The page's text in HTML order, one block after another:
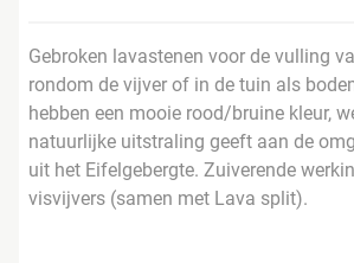
Gebroken lavastenen voor de vulling
rondom de vijver of in de tuin als
hebben een mooie rood/bruine kleur,
natuurlijke uitstraling geeft aan de
uit het Eifelgebergte. Zuiverende
visvijvers (samen met Lava split).